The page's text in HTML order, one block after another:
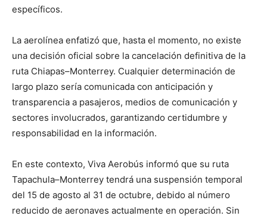
específicos.
La aerolínea enfatizó que, hasta el momento, no existe
una decisión oficial sobre la cancelación definitiva de la
ruta Chiapas–Monterrey. Cualquier determinación de
largo plazo sería comunicada con anticipación y
transparencia a pasajeros, medios de comunicación y
sectores involucrados, garantizando certidumbre y
responsabilidad en la información.
En este contexto, Viva Aerobús informó que su ruta
Tapachula–Monterrey tendrá una suspensión temporal
del 15 de agosto al 31 de octubre, debido al número
reducido de aeronaves actualmente en operación. Sin